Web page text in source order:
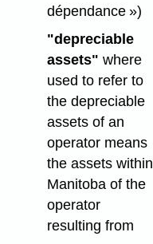
dépendance »)
"depreciable
assets" where
used to refer to
the depreciable
assets of an
operator means
the assets within
Manitoba of the
operator
resulting from